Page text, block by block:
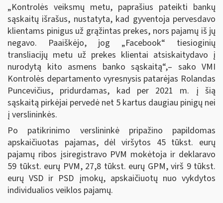
„Kontrolės veiksmų metu, paprašius pateikti bankų
sąskaitų išrašus, nustatyta, kad gyventoja pervesdavo
klientams pinigus už grąžintas prekes, nors pajamų iš jų
negavo. Paaiškėjo, jog „Facebook“ tiesioginių
transliacijų metu už prekes klientai atsiskaitydavo į
nurodytą kito asmens banko sąskaitą“,– sako VMI
Kontrolės departamento vyresnysis patarėjas Rolandas
Puncevičius, pridurdamas, kad per 2021 m. į šią
sąskaitą pirkėjai pervedė net 5 kartus daugiau pinigų nei
į verslininkės.
Po patikrinimo verslininkė pripažino papildomas
apskaičiuotas pajamas, dėl viršytos 45 tūkst. eurų
pajamų ribos įsiregistravo PVM mokėtoja ir deklaravo
59 tūkst. eurų PVM, 27,8 tūkst. eurų GPM, virš 9 tūkst.
eurų VSD ir PSD įmokų, apskaičiuotų nuo vykdytos
individualios veiklos pajamų.